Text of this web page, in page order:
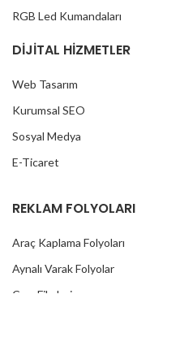
RGB Led Kumandaları
DİJİTAL HİZMETLER
Web Tasarım
Kurumsal SEO
Sosyal Medya
E-Ticaret
REKLAM FOLYOLARI
Araç Kaplama Folyoları
Aynalı Varak Folyolar
Cam Filmleri